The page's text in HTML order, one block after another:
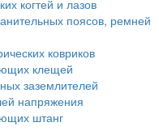
когтей и лазов
поясов, ремней
ковриков
клещей
заземлителей
напряжения
штанг